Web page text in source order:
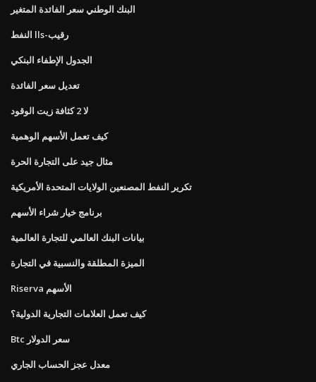
البنك الوطني سعر الفائدة المتغير
النفط lls-رقيب
الجدول الإطفاء البنكي
تعديل سعر الفائدة
لا 2 كثافة زيت الوقود
كيف تعمل الأسهم الوهمية
مثال جيد على التجارة الحرة
تكرير النفط المصنعين الولايات المتحدة الأمريكية
برنامج خيار شراء الأسهم
بيانات البنك العالمي للتجارة العالمية
الميزة المطلقة والنسبية في التجارة
Riserva الأسهم
كيف تعمل العلامات التجارية الدولية؟
Btc سعر الدولار
معدل عجز الحساب الجاري